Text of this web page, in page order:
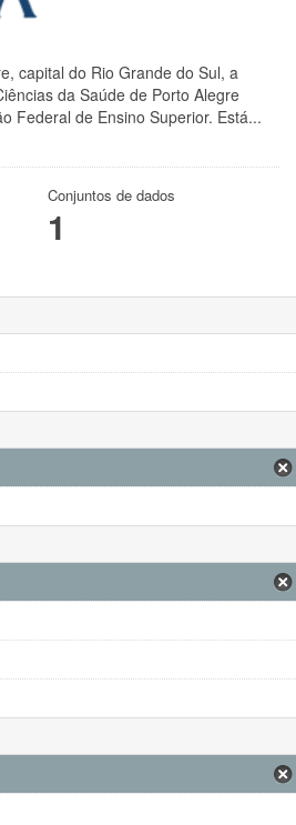
capital do Rio Grande do Sul, a
da Saúde de Porto Alegre
Federal de Ensino Superior. Está...
Conjuntos de dados
1